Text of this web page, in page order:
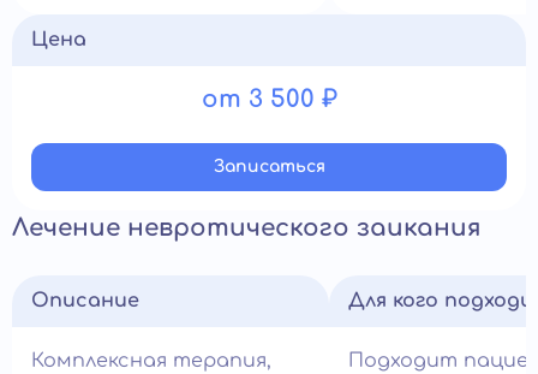
Цена
от 3 500 ₽
Записатьcя
Лечение невротического заикания
Описание
Комплексная терапия,
Для кого
Подходит